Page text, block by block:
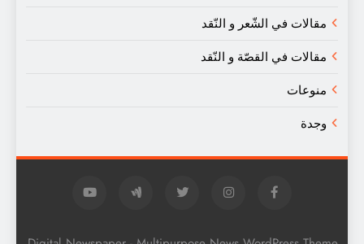
مقالات في الشّعر و النّقد
مقالات في القصّة و النّقد
منوعات
وجدة